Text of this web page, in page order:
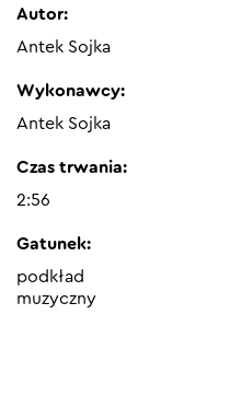
Autor:
Antek Sojka
Wykonawcy:
Antek Sojka
Czas trwania:
2:56
Gatunek:
podkład
muzyczny